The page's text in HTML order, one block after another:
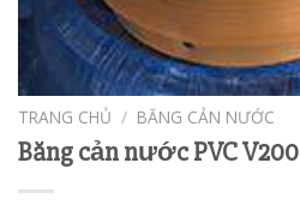
TRANG CHỦ / BĂNG CẢN NƯỚC
Băng cản nước PVC V200